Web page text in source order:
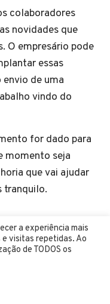
colaboradores
novidades que
O empresário pode
essas
de uma
vindo do
for dado para
momento seja
que vai ajudar
tranquilo.
a experiência mais
visitas repetidas. Ao
de TODOS os